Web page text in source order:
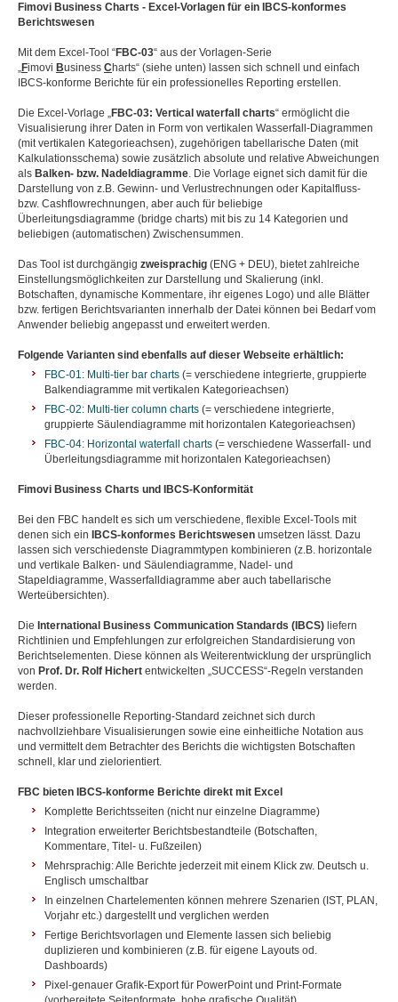
Fimovi Business Charts - Excel-Vorlagen für ein IBCS-konformes
Berichtswesen
Mit dem Excel-Tool “FBC-03“ aus der Vorlagen-Serie
„Fimovi Business Charts“ (siehe unten) lassen sich schnell und einfach
IBCS-konforme Berichte für ein professionelles Reporting erstellen.
Die Excel-Vorlage „FBC-03: Vertical waterfall charts“ ermöglicht die
Visualisierung ihrer Daten in Form von vertikalen Wasserfall-Diagrammen
(mit vertikalen Kategorieachsen), zugehörigen tabellarische Daten (mit
Kalkulationsschema) sowie zusätzlich absolute und relative Abweichungen
als Balken- bzw. Nadeldiagramme. Die Vorlage eignet sich damit für die
Darstellung von z.B. Gewinn- und Verlustrechnungen oder Kapitalfluss-
bzw. Cashflowrechnungen, aber auch für beliebige
Überleitungsdiagramme (bridge charts) mit bis zu 14 Kategorien und
beliebigen (automatischen) Zwischensummen.
Das Tool ist durchgängig zweisprachig (ENG + DEU), bietet zahlreiche
Einstellungsmöglichkeiten zur Darstellung und Skalierung (inkl.
Botschaften, dynamische Kommentare, ihr eigenes Logo) und alle Blätter
bzw. fertigen Berichtsvarianten innerhalb der Datei können bei Bedarf vom
Anwender beliebig angepasst und erweitert werden.
Folgende Varianten sind ebenfalls auf dieser Webseite erhältlich:
FBC-01: Multi-tier bar charts (= verschiedene integrierte, gruppierte
Balkendiagramme mit vertikalen Kategorieachsen)
FBC-02: Multi-tier column charts (= verschiedene integrierte,
gruppierte Säulendiagramme mit horizontalen Kategorieachsen)
FBC-04: Horizontal waterfall charts (= verschiedene Wasserfall- und
Überleitungsdiagramme mit horizontalen Kategorieachsen)
Fimovi Business Charts und IBCS-Konformität
Bei den FBC handelt es sich um verschiedene, flexible Excel-Tools mit
denen sich ein
IBCS-konformes Berichtswesen umsetzen lässt. Dazu
lassen sich verschiedenste Diagrammtypen kombinieren (z.B. horizontale
und vertikale Balken- und Säulendiagramme, Nadel- und
Stapeldiagramme, Wasserfalldiagramme aber auch tabellarische
Werteübersichten).
Die International Business Communication Standards (IBCS) liefern
Richtlinien und Empfehlungen zur erfolgreichen Standardisierung von
Berichtselementen. Diese können als Weiterentwicklung der ursprünglich
von Prof. Dr. Rolf Hichert entwickelten „SUCCESS“-Regeln verstanden
werden.
Dieser professionelle Reporting-Standard zeichnet sich durch
nachvollziehbare Visualisierungen sowie eine einheitliche Notation aus
und vermittelt dem Betrachter des Berichts die wichtigsten Botschaften
schnell, klar und zielorientiert.
FBC bieten IBCS-konforme Berichte direkt mit Excel
Komplette Berichtsseiten (nicht nur einzelne Diagramme)
Integration erweiterter Berichtsbestandteile (Botschaften,
Kommentare, Titel- u. Fußzeilen)
Mehrsprachig: Alle Berichte jederzeit mit einem Klick zw. Deutsch u.
Englisch umschaltbar
In einzelnen Chartelementen können mehrere Szenarien (IST, PLAN,
Vorjahr etc.) dargestellt und verglichen werden
Fertige Berichtsvorlagen und Elemente lassen sich beliebig
duplizieren und kombinieren (z.B. für eigene Layouts od.
Dashboards)
Pixel-genauer Grafik-Export für PowerPoint und Print-Formate